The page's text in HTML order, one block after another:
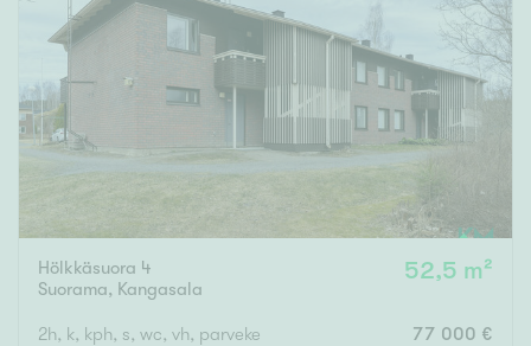
Rakennusvuosi
Uudiskohteet
Vain uudiskohteet Ei uudiskohteita
Arvokohteet
Vain arvokohteet Ei arvokohteita
Hölkkäsuora 4
Suorama, Kangasala
52,5 m²
2h, k, kph, s, wc, vh, parveke 77 000 €